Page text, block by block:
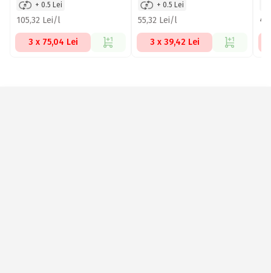
+ 0.5 Lei
105,32 Lei/l
3 x 75,04 Lei
+ 0.5 Lei
55,32 Lei/l
3 x 39,42 Lei